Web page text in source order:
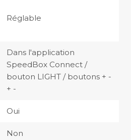
Réglable
Dans l'application
SpeedBox Connect /
bouton LIGHT / boutons + -
+ -
Oui
Non